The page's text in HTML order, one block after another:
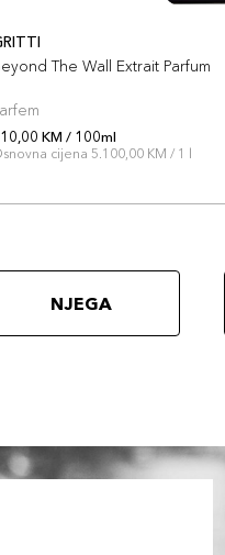
The Wall Extrait Parfum
KM / 100ml
cijena 5.100,00 KM / 1 l
NJEGA